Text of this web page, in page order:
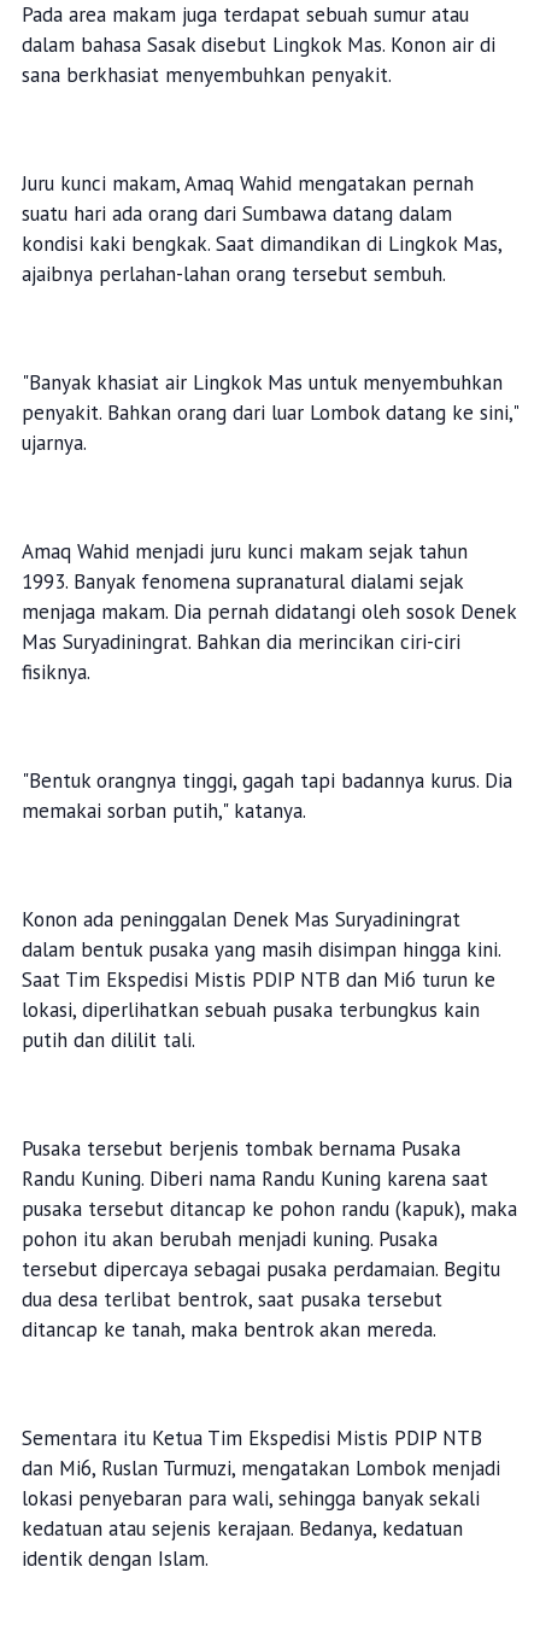
Pada area makam juga terdapat sebuah sumur atau
dalam bahasa Sasak disebut Lingkok Mas. Konon air di
sana berkhasiat menyembuhkan penyakit.
Juru kunci makam, Amaq Wahid mengatakan pernah
suatu hari ada orang dari Sumbawa datang dalam
kondisi kaki bengkak. Saat dimandikan di Lingkok Mas,
ajaibnya perlahan-lahan orang tersebut sembuh.
"Banyak khasiat air Lingkok Mas untuk menyembuhkan
penyakit. Bahkan orang dari luar Lombok datang ke sini,"
ujarnya.
Amaq Wahid menjadi juru kunci makam sejak tahun
1993. Banyak fenomena supranatural dialami sejak
menjaga makam. Dia pernah didatangi oleh sosok Denek
Mas Suryadiningrat. Bahkan dia merincikan ciri-ciri
fisiknya.
"Bentuk orangnya tinggi, gagah tapi badannya kurus. Dia
memakai sorban putih," katanya.
Konon ada peninggalan Denek Mas Suryadiningrat
dalam bentuk pusaka yang masih disimpan hingga kini.
Saat Tim Ekspedisi Mistis PDIP NTB dan Mi6 turun ke
lokasi, diperlihatkan sebuah pusaka terbungkus kain
putih dan dililit tali.
Pusaka tersebut berjenis tombak bernama Pusaka
Randu Kuning. Diberi nama Randu Kuning karena saat
pusaka tersebut ditancap ke pohon randu (kapuk), maka
pohon itu akan berubah menjadi kuning. Pusaka
tersebut dipercaya sebagai pusaka perdamaian. Begitu
dua desa terlibat bentrok, saat pusaka tersebut
ditancap ke tanah, maka bentrok akan mereda.
Sementara itu Ketua Tim Ekspedisi Mistis PDIP NTB
dan Mi6, Ruslan Turmuzi, mengatakan Lombok menjadi
lokasi penyebaran para wali, sehingga banyak sekali
kedatuan atau sejenis kerajaan. Bedanya, kedatuan
identik dengan Islam.